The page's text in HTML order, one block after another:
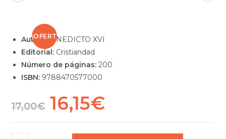
¡OFERT
A!
Autor:BENEDICTO XVI
Editorial: Cristiandad
Número de páginas:200
ISBN: 9788470577000
17,00€ 16,15€